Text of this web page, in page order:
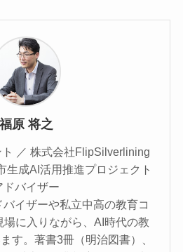
福原 将之
／ 株式会社FlipSilverlining
生成AI活用推進プロジェクト
ドバイザー
イザーや私立中高の教育コ
場に入りながら、AI時代の教
す。著書3冊（明治図書）、